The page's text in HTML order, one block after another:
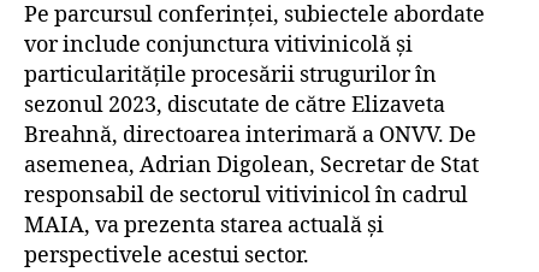
Pe parcursul conferinței, subiectele abordate
vor include conjunctura vitivinicolă și
particularitățile procesării strugurilor în
sezonul 2023, discutate de către Elizaveta
Breahnă, directoarea interimară a ONVV. De
asemenea, Adrian Digolean, Secretar de Stat
responsabil de sectorul vitivinicol în cadrul
MAIA, va prezenta starea actuală și
perspectivele acestui sector.